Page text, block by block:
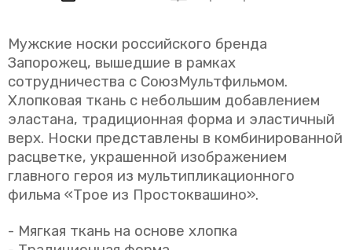
Мужские носки российского бренда
Запорожец, вышедшие в рамках
сотрудничества с СоюзМультфильмом.
Хлопковая ткань с небольшим добавлением
эластана, традиционная форма и эластичный
верх. Носки представлены в комбинированной
расцветке, украшенной изображением
главного героя из мультипликационного
фильма «Трое из Простоквашино».
- Мягкая ткань на основе хлопка